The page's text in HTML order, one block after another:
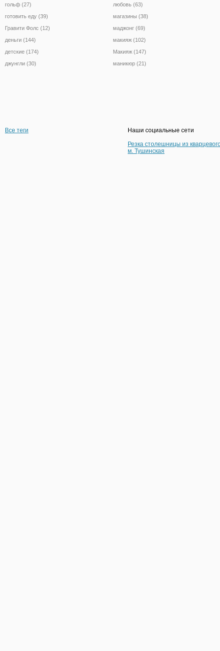
гольф (27)
готовить еду (39)
Гравити Фолс (12)
деньги (144)
детские (174)
джунгли (30)
любовь (63)
магазины (38)
маджонг (69)
макияж (102)
Макияж (147)
маникюр (21)
Все теги
Наши социальные сети
Резка столешницы из
м. Тушинская